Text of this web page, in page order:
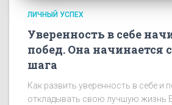
ЛИЧНЫЙ УСПЕХ
Уверенность в себе
побед. Она начинается
шага
Как развить уверенность в себе и
откладывать свою лучшую жизнь